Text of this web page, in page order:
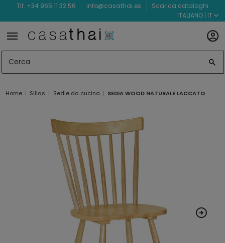
Tlf. +34 965 11 32 56 info@casathai.es
Scarica cataloghi
ITALIANO | IT
Home Sillas Sedie da cucina SEDIA WOOD NATURALE LACCATO